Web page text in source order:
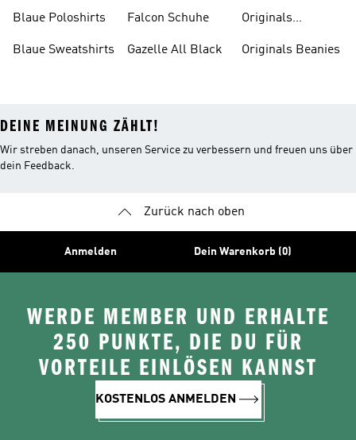
Blaue Poloshirts
Blaue Sweatshirts
Falcon Schuhe
Gazelle All Black
Originals
Oberteile
Originals Beanies
DEINE MEINUNG ZÄHLT!
Wir streben danach, unseren Service zu verbessern und freuen uns über
dein Feedback.
Zurück nach oben
Anmelden Dein Warenkorb (0)
WERDE MEMBER UND ERHALTE
250 PUNKTE, DIE DU FÜR
VORTEILE EINLÖSEN KANNST
KOSTENLOS ANMELDEN